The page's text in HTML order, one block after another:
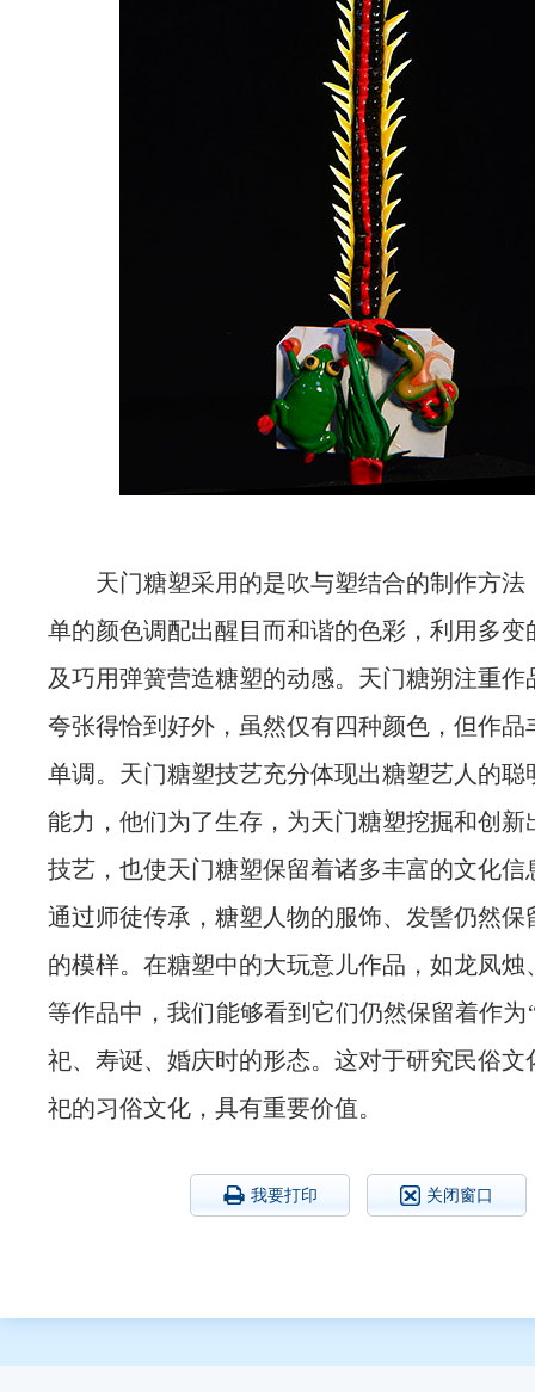
天门糖塑采用的是吹与塑结合的制作方法
单的颜色调配出醒目而和谐的色彩，利用多变
及巧用弹簧营造糖塑的动感。天门糖朔注重作
夸张得恰到好外，虽然仅有四种颜色，但作品
单调。天门糖塑技艺充分体现出糖塑艺人的聪
能力，他们为了生存，为天门糖塑挖掘和创新
技艺，也使天门糖塑保留着诸多丰富的文化信
通过师徒传承，糖塑人物的服饰、发髻仍然保
的模样。在糖塑中的大玩意儿作品，如龙凤烛
等作品中，我们能够看到它们仍然保留着作为
祀、寿诞、婚庆时的形态。这对于研究民俗文
祀的习俗文化，具有重要价值。
我要打印 关闭窗口